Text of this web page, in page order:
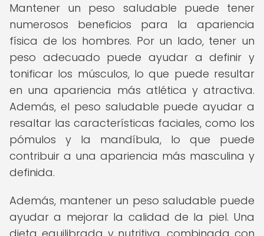
Mantener un peso saludable puede tener
numerosos beneficios para la apariencia
física de los hombres. Por un lado, tener un
peso adecuado puede ayudar a definir y
tonificar los músculos, lo que puede resultar
en una apariencia más atlética y atractiva.
Además, el peso saludable puede ayudar a
resaltar las características faciales, como los
pómulos y la mandíbula, lo que puede
contribuir a una apariencia más masculina y
definida.
Además, mantener un peso saludable puede
ayudar a mejorar la calidad de la piel. Una